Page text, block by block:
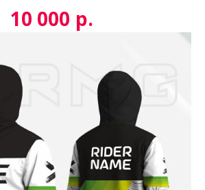
10 000 р.